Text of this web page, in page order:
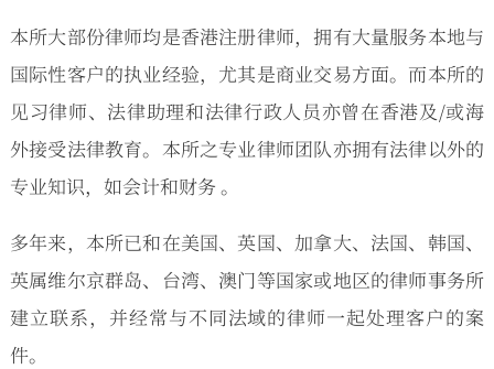
本所大部份律师均是香港注册律师，拥有大量服务本地与
国际性客户的执业经验，尤其是商业交易方面。而本所的
见习律师、法律助理和法律行政人员亦曾在香港及/或海
外接受法律教育。本所之专业律师团队亦拥有法律以外的
专业知识，如会计和财务 。
多年来，本所已和在美国、英国、加拿大、法国、韩国、
英属维尔京群岛、台湾、澳门等国家或地区的律师事务所
建立联系，并经常与不同法域的律师一起处理客户的案
件。